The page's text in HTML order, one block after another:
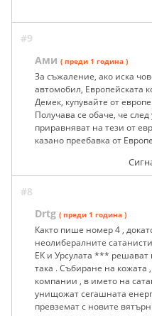
#9
Ами ( преди 1 година )
За съжаление, ако иска
автомобил, Европейската
Демек, купувайте от
Получава се обаче, че
приравняват на тези от
казано преебавка от
#8
Drtg ( преди 1 година )
Както пише номер 4 ,
неолибералните
ЕК и Урсулата *** решават
така . Събиране на
компании , в името на
унищожат сегашната
превземат с новите